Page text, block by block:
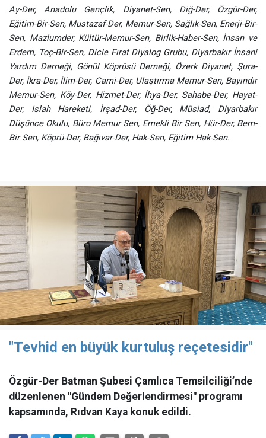
Ay-Der, Anadolu Gençlik, Diyanet-Sen, Diğ-Der, Özgür-Der,
Eğitim-Bir-Sen, Mustazaf-Der, Memur-Sen, Sağlık-Sen, Enerji-Bir-
Sen, Mazlumder, Kültür-Memur-Sen, Birlik-Haber-Sen, İnsan ve
Erdem, Toç-Bir-Sen, Dicle Fırat Diyalog Grubu, Diyarbakır İnsani
Yardım Derneği, Gönül Köprüsü Derneği, Özerk Diyanet, Şura-
Der, İkra-Der, İlim-Der, Cami-Der, Ulaştırma Memur-Sen, Bayındır
Memur-Sen, Köy-Der, Hizmet-Der, İhya-Der, Sahabe-Der, Hayat-
Der, Islah Hareketi, İrşad-Der, Öğ-Der, Müsiad, Diyarbakır
Düşünce Okulu, Büro Memur Sen, Emekli Bir Sen, Hür-Der, Bem-
Bir Sen, Köprü-Der, Bağıvar-Der, Hak-Sen, Eğitim Hak-Sen.
"Tevhid en büyük kurtuluş reçetesidir"
Özgür-Der Batman Şubesi Çamlıca Temsilciliği’nde
düzenlenen "Gündem Değerlendirmesi" programı
kapsamında, Rıdvan Kaya konuk edildi.